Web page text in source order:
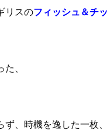
リスのフィッシュ＆チ
、
ず、時機を逸した一枚、